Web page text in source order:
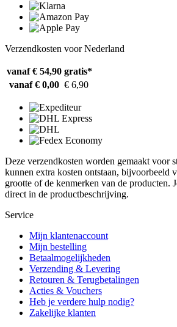
Verzendkosten voor Nederland
vanaf € 54,90 gratis*
vanaf € 0,00 € 6,90
Deze verzendkosten worden gemaakt voor
kunnen extra kosten ontstaan, bijvoorbeeld
grootte of de kenmerken van de producten.
direct in de productbeschrijving.
Service
Mijn klantenaccount
Mijn bestelling
Betaalmogelijkheden
Verzending & Levering
Retouren & Terugbetalingen
Acties & Vouchers
Heb je verdere hulp nodig?
Zakelijke klanten